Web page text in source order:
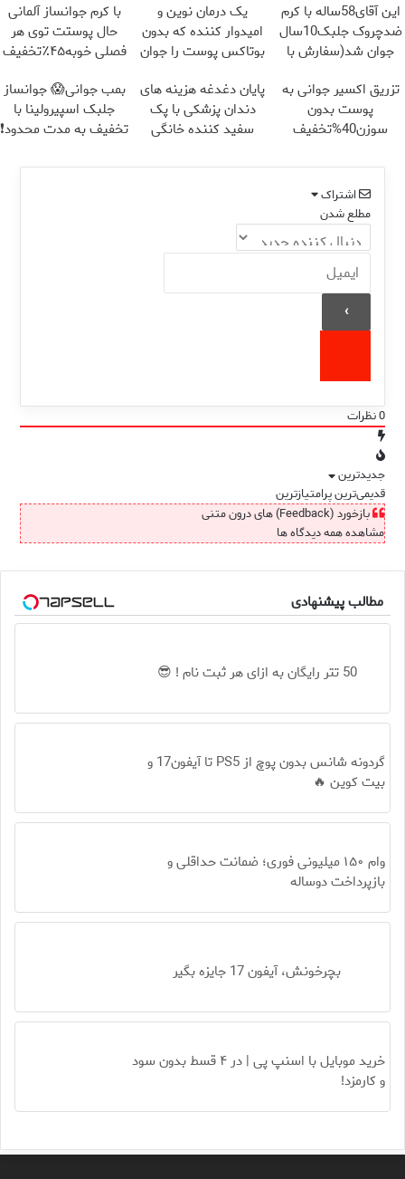
این آقای58ساله با کرم
ضدچروک جلبک10سال
جوان شد(سفارش با
یک درمان نوین و
امیدوار کننده که بدون
بوتاکس پوست را جوان
با کرم جوانساز آلمانی
حال پوستت توی هر
فصلی خوبه۴۵٪تخفیف
تزریق اکسیر جوانی به
پوست بدون
سوزن40%تخفیف
پایان دغدغه هزینه های
دندان پزشکی با پک
سفید کننده خانگی
بمب جوانی😱 جوانساز
جلبک اسپیرولینا با
تخفیف به مدت محدود❗
اشتراک
مطلع شدن
0نظرات
جدیدترین
قدیمی‌ترینپرامتیازترین
بازخورد (Feedback) های درون متنی
مشاهده همه دیدگاه ها
مطالب پیشنهادی
50 تتر رایگان به ازای هر ثبت نام ! 😎
گردونه شانس بدون پوچ از PS5 تا آیفون17 و
بیت کوین 🔥
وام ۱۵۰ میلیونی فوری؛ ضمانت حداقلی و
بازپرداخت دوساله
بچرخونش، آیفون 17 جایزه بگیر
خرید موبایل با اسنپ پی | در ۴ قسط بدون سود
و کارمزد!